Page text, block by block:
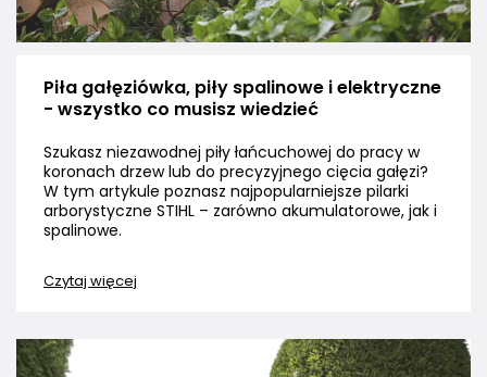
Piła gałęziówka, piły spalinowe i elektryczne
- wszystko co musisz wiedzieć
Szukasz niezawodnej piły łańcuchowej do pracy w
koronach drzew lub do precyzyjnego cięcia gałęzi?
W tym artykule poznasz najpopularniejsze pilarki
arborystyczne STIHL – zarówno akumulatorowe, jak i
spalinowe.
Czytaj więcej